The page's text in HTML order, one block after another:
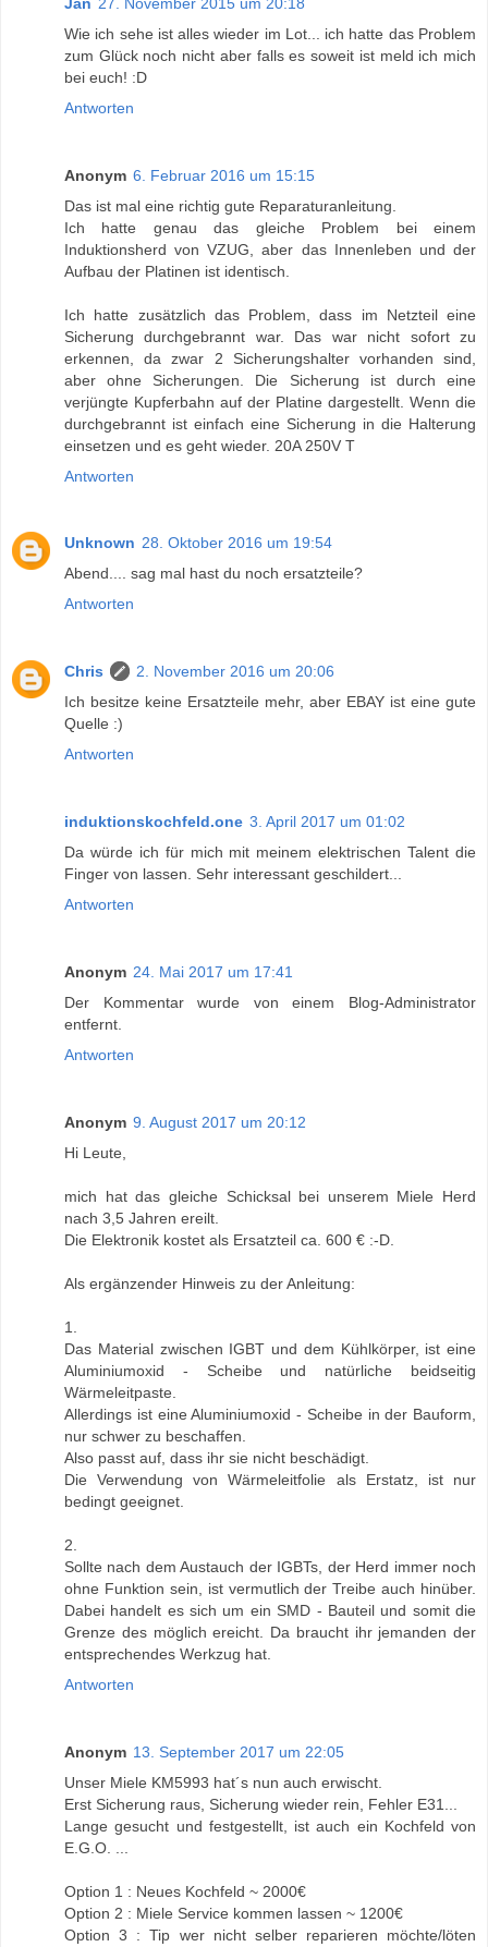
Wie ich sehe ist alles wieder im Lot... ich hatte das Problem
zum Glück noch nicht aber falls es soweit ist meld ich mich
bei euch! :D
Antworten
Anonym 6. Februar 2016 um 15:15
Das ist mal eine richtig gute Reparaturanleitung.
Ich hatte genau das gleiche Problem bei einem
Induktionsherd von VZUG, aber das Innenleben und der
Aufbau der Platinen ist identisch.
Ich hatte zusätzlich das Problem, dass im Netzteil eine
Sicherung durchgebrannt war. Das war nicht sofort zu
erkennen, da zwar 2 Sicherungshalter vorhanden sind,
aber ohne Sicherungen. Die Sicherung ist durch eine
verjüngte Kupferbahn auf der Platine dargestellt. Wenn die
durchgebrannt ist einfach eine Sicherung in die Halterung
einsetzen und es geht wieder. 20A 250V T
Antworten
Unknown 28. Oktober 2016 um 19:54
Abend.... sag mal hast du noch ersatzteile?
Antworten
Chris
2. November 2016 um 20:06
Ich besitze keine Ersatzteile mehr, aber EBAY ist eine gute
Quelle :)
Antworten
induktionskochfeld.one 3. April 2017 um 01:02
Da würde ich für mich mit meinem elektrischen Talent die
Finger von lassen. Sehr interessant geschildert...
Antworten
Anonym 24. Mai 2017 um 17:41
Der Kommentar wurde von einem Blog-Administrator
entfernt.
Antworten
Anonym 9. August 2017 um 20:12
Hi Leute,
mich hat das gleiche Schicksal bei unserem Miele Herd
nach 3,5 Jahren ereilt.
Die Elektronik kostet als Ersatzteil ca. 600 € :-D.
Als ergänzender Hinweis zu der Anleitung:
1.
Das Material zwischen IGBT und dem Kühlkörper, ist eine
Aluminiumoxid - Scheibe und natürliche beidseitig
Wärmeleitpaste.
Allerdings ist eine Aluminiumoxid - Scheibe in der Bauform,
nur schwer zu beschaffen.
Also passt auf, dass ihr sie nicht beschädigt.
Die Verwendung von Wärmeleitfolie als Erstatz, ist nur
bedingt geeignet.
2.
Sollte nach dem Austauch der IGBTs, der Herd immer noch
ohne Funktion sein, ist vermutlich der Treibe auch hinüber.
Dabei handelt es sich um ein SMD - Bauteil und somit die
Grenze des möglich ereicht. Da braucht ihr jemanden der
entsprechendes Werkzug hat.
Antworten
Anonym 13. September 2017 um 22:05
Unser Miele KM5993 hat´s nun auch erwischt.
Erst Sicherung raus, Sicherung wieder rein, Fehler E31...
Lange gesucht und festgestellt, ist auch ein Kochfeld von
E.G.O. ...
Option 1 : Neues Kochfeld ~ 2000€
Option 2 : Miele Service kommen lassen ~ 1200€
Option 3 : Tip wer nicht selber reparieren möchte/löten